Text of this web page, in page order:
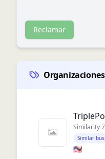
Reclamar
Similarity
Similar
🇺🇸